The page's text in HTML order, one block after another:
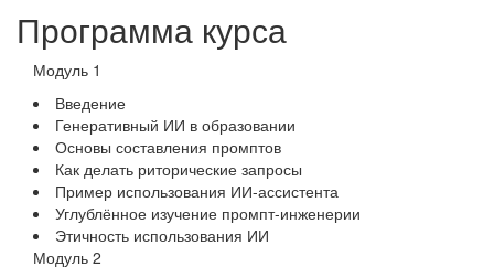
Программа курса
Модуль 1
Введение
Генеративный ИИ в образовании
Основы составления промптов
Как делать риторические запросы
Пример использования ИИ-ассистента
Углублённое изучение промпт‑инженерии
Этичность использования ИИ
Модуль 2